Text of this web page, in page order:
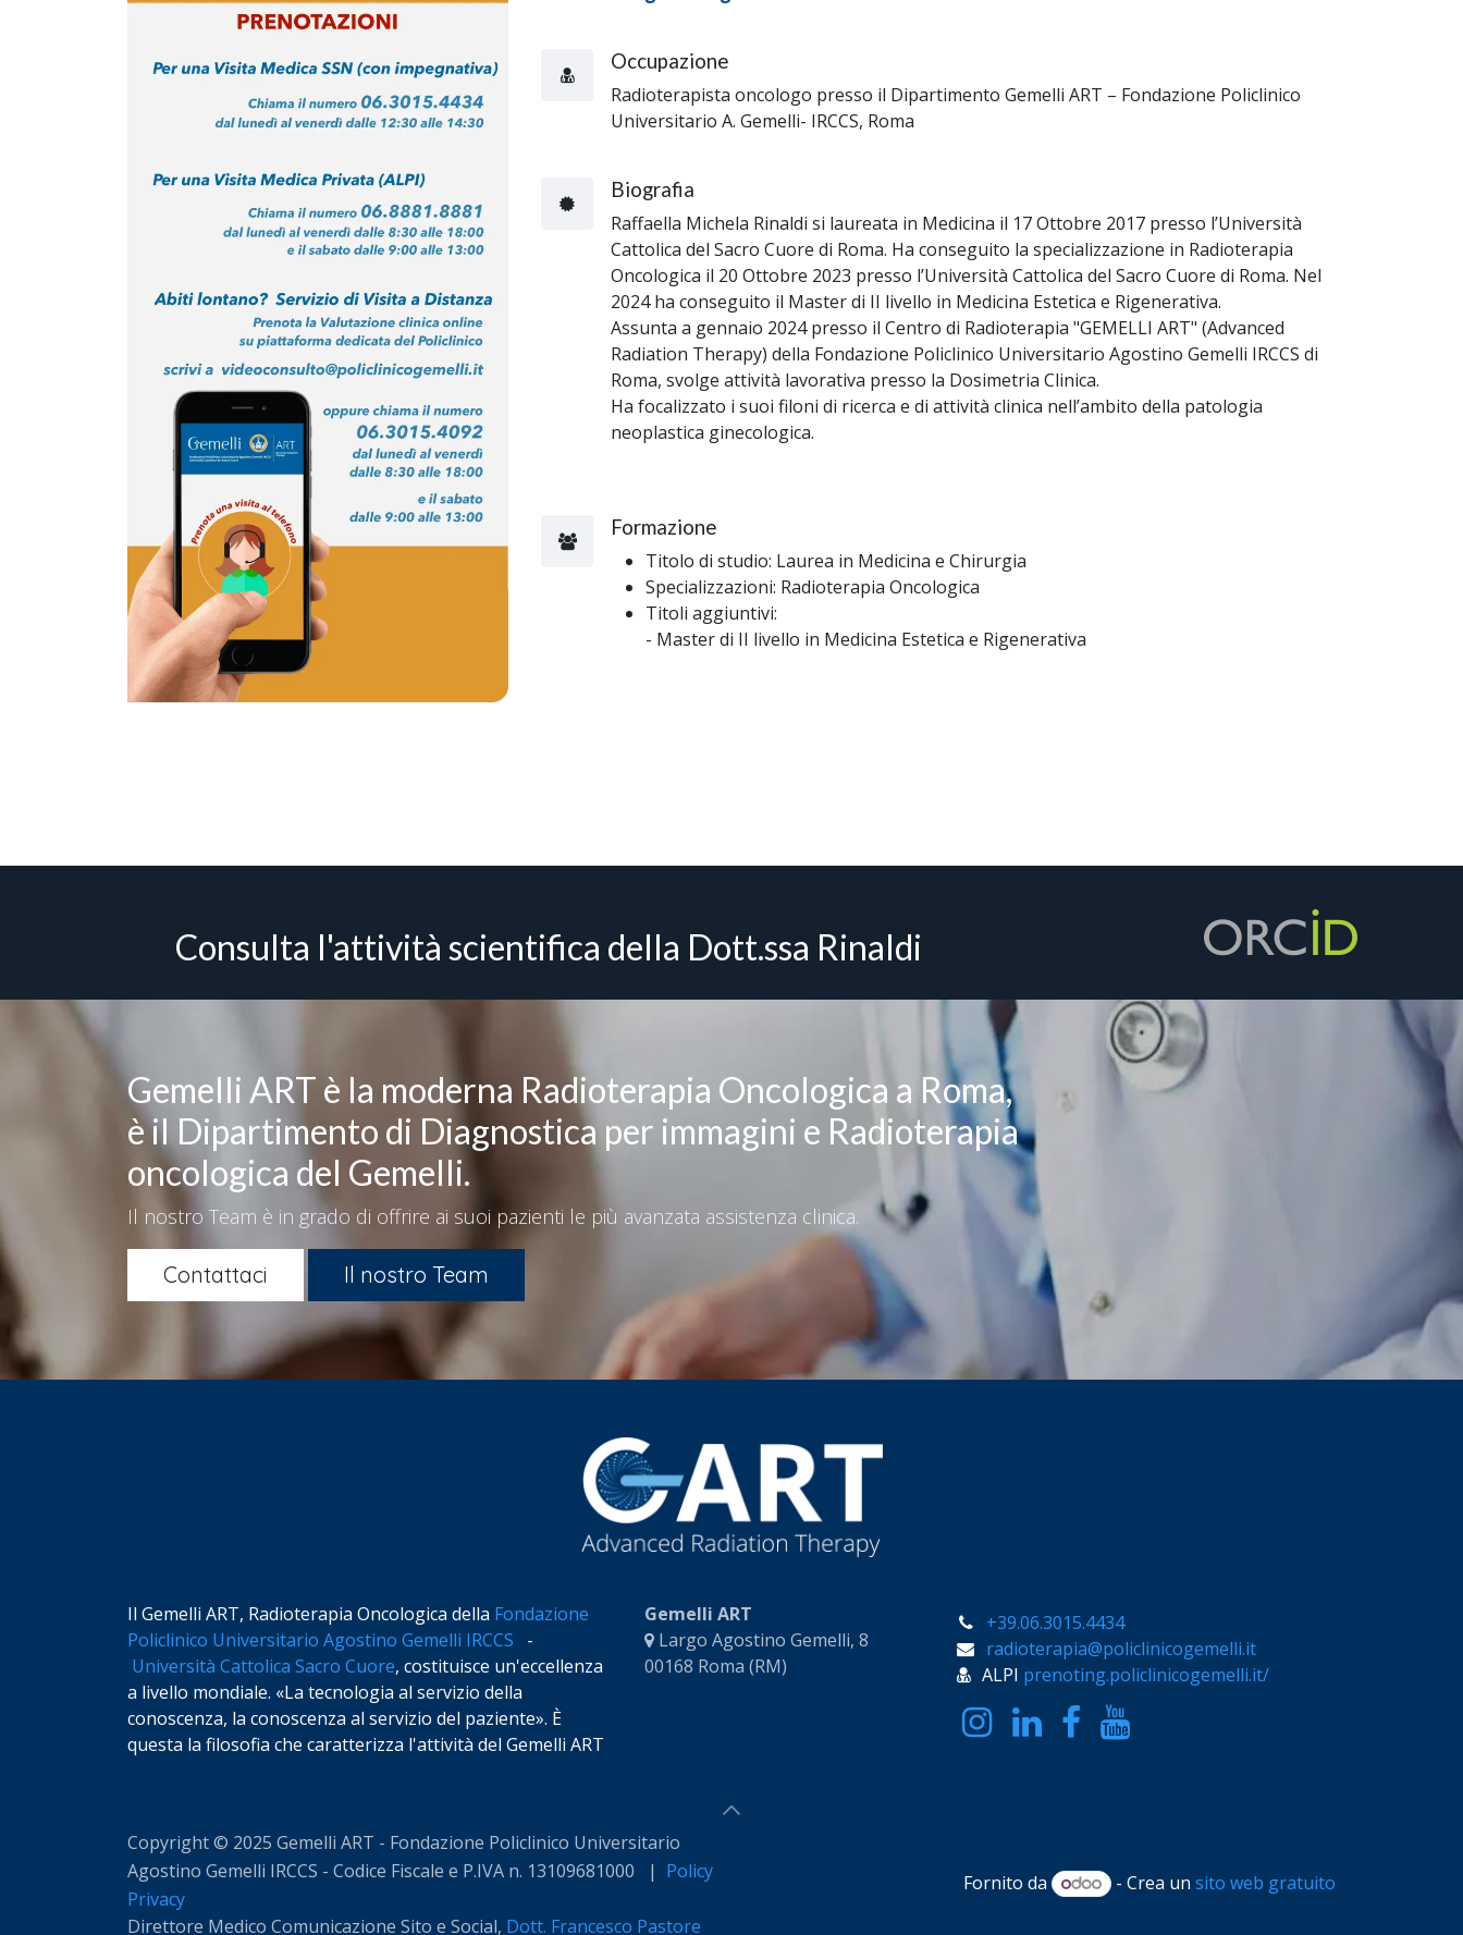
Occupazione
Radioterapista oncologo presso il Dipartimento Gemelli ART – Fondazione Policlinico
Universitario A. Gemelli- IRCCS, Roma
Biografia
Raffaella Michela Rinaldi si laureata in Medicina il 17 Ottobre 2017 presso l’Università
Cattolica del Sacro Cuore di Roma. Ha conseguito la specializzazione in Radioterapia
Oncologica il 20 Ottobre 2023 presso l’Università Cattolica del Sacro Cuore di Roma. Nel
2024 ha conseguito il Master di II livello in Medicina Estetica e Rigenerativa.
Assunta a gennaio 2024 presso il Centro di Radioterapia "GEMELLI ART" (Advanced
Radiation Therapy) della Fondazione Policlinico Universitario Agostino Gemelli IRCCS di
Roma, svolge attività lavorativa presso la Dosimetria Clinica.
Ha focalizzato i suoi filoni di ricerca e di attività clinica nell’ambito della patologia
neoplastica ginecologica.
Formazione
Titolo di studio: Laurea in Medicina e Chirurgia
Specializzazioni: Radioterapia Oncologica
Titoli aggiuntivi:
- Master di II livello in Medicina Estetica e Rigenerativa
Consulta l'attività scientifica della Dott.ssa Rinaldi
Gemelli ART è la moderna Radioterapia Oncologica a Roma,
è il Dipartimento di Diagnostica per immagini e Radioterapia
oncologica del Gemelli.
Il nostro Team è in grado di offrire ai suoi pazienti le più avanzata assistenza clinica.
Contattaci Il nostro Team
Il Gemelli ART, Radioterapia Oncologica della Fondazione
Policlinico Universitario Agostino Gemelli IRCCS -
Università Cattolica Sacro Cuore, costituisce un'eccellenza
a livello mondiale. «La tecnologia al servizio della
conoscenza, la conoscenza al servizio del paziente». È
questa la filosofia che caratterizza l'attività del Gemelli ART
Gemelli ART
Largo Agostino Gemelli, 8
00168 Roma (RM)
+39.06.3015.4434
radioterapia@policlinicogemelli.it
ALPI prenoting.policlinicogemelli.it/
Copyright © 2025 Gemelli ART - Fondazione Policlinico Universitario
Agostino Gemelli IRCCS - Codice Fiscale e P.IVA n. 13109681000 | Policy
Privacy
Direttore Medico Comunicazione Sito e Social, Dott. Francesco Pastore
Fornito da - Crea un sito web gratuito